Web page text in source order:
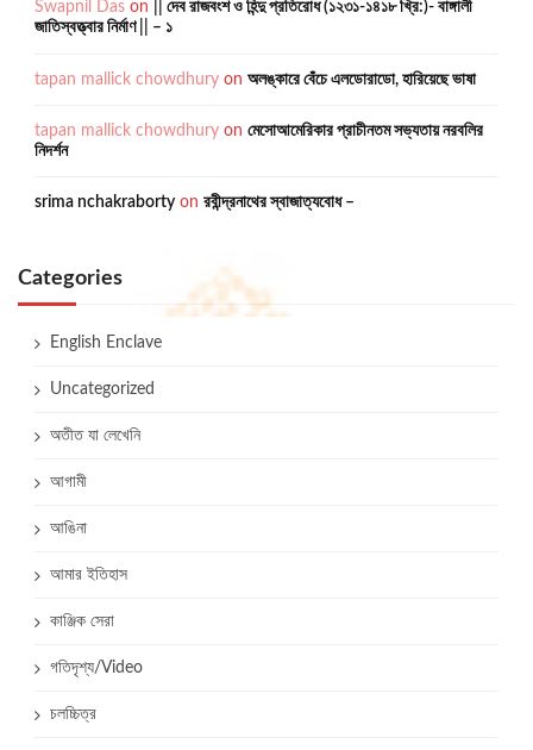
Swapnil Das on
|| দেব রাজবংশ ও হিন্দু প্রতিরোধ (১২৩১-১৪১৮ খ্রি:)- বাঙ্গালী
জাতিস্বত্ত্বার নির্মাণ || – ১
tapan mallick chowdhury on অলঙ্কারে বেঁচে এলডোরাডো, হারিয়েছে ভাষা
tapan mallick chowdhury on মেসোআমেরিকার প্রাচীনতম সভ্যতায় নরবলির
নিদর্শন
srima nchakraborty on রবীন্দ্রনাথের স্বাজাত্যবোধ –
Categories
English Enclave
Uncategorized
অতীত যা লেখেনি
আগামী
আঙিনা
আমার ইতিহাস
কাঞ্জিক সেরা
গতিদৃশ্য/Video
চলচ্চিত্র